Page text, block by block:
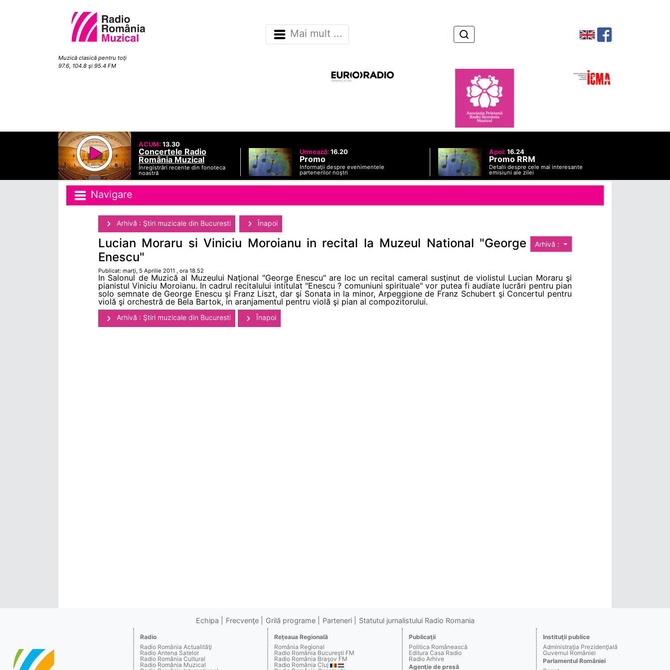
Muzică clasică pentru toţi
97.6, 104.8 şi 95.4 FM
Mai mult ...
ACUM: 13.30
Concertele Radio
România Muzical
Înregistrări recente din fonoteca
noastră
Urmează: 16.20
Promo
Informaţii despre evenimentele
partenerilor noştri
Apoi: 16.24
Promo RRM
Detalii despre cele mai interesante
emisiuni ale zilei
Navigare
Arhivă : Ştiri muzicale din Bucuresti Înapoi
Arhivă :
Lucian Moraru si Viniciu Moroianu in recital la Muzeul National "George
Enescu"
Publicat: marţi, 5 Aprilie 2011 , ora 18.52
In Salonul de Muzică al Muzeului Naţional "George Enescu" are loc un recital cameral susţinut de violistul Lucian Moraru şi
pianistul Viniciu Moroianu. In cadrul recitalului intitulat "Enescu ? comuniuni spirituale" vor putea fi audiate lucrări pentru pian
solo semnate de George Enescu şi Franz Liszt, dar şi Sonata in la minor, Arpeggione de Franz Schubert şi Concertul pentru
violă şi orchestră de Bela Bartok, in aranjamentul pentru violă şi pian al compozitorului.
Arhivă : Ştiri muzicale din Bucuresti Înapoi
Echipa Frecvenţe Grilă programe Parteneri Statutul jurnalistului Radio Romania
Radio
Radio România Actualităţi
Radio Antena Satelor
Radio România Cultural
Radio România Muzical
Reţeaua Regională
România Regional
Radio România Bucureşti FM
Radio România Braşov FM
Radio România Cluj
Publicaţii
Politica Românească
Editura Casa Radio
Radio Arhive
Agenţie de presă
Instituţii publice
Administraţia Prezidenţială
Guvernul României
Parlamentul României